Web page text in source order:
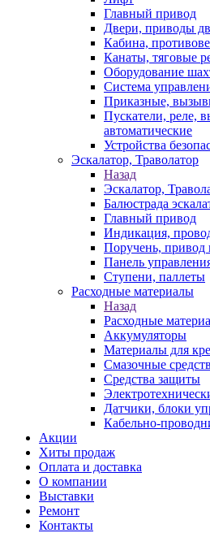
Главный привод
Двери, приводы
Кабина,
Канаты, тяговые
Оборудование
Система
Приказные,
Пускатели, реле,
автоматические
Устройства
Эскалатор, Траволатор
Назад
Эскалатор,
Балюстрада
Главный привод
Индикация,
Поручень, привод
Панель
Ступени, паллеты
Расходные материалы
Назад
Расходные
Аккумуляторы
Материалы для
Смазочные
Средства защиты
Датчики, блоки
Кабельно-
Акции
Хиты продаж
Оплата и доставка
О компании
Выставки
Ремонт
Контакты